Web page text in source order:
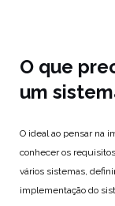
O que
um
O ideal ao pensar na
conhecer os
vários sistemas,
implementação do